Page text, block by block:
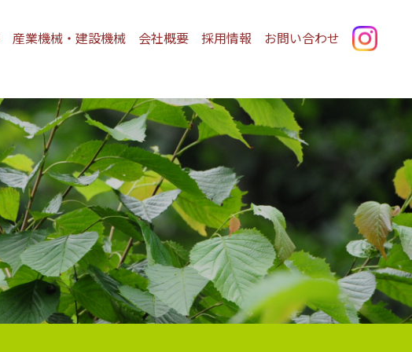
産業機械・建設機械 会社概要 採用情報 お問い合わせ